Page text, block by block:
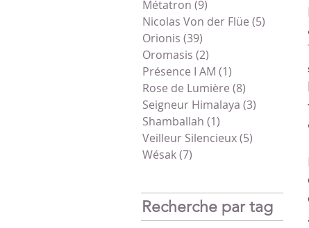
Métatron (9)
Nicolas Von der Flüe (5)
Orionis (39)
Oromasis (2)
Présence I AM (1)
Rose de Lumière (8)
Seigneur Himalaya (3)
Shamballah (1)
Veilleur Silencieux(5)
Wésak(7)
Recherche par tag